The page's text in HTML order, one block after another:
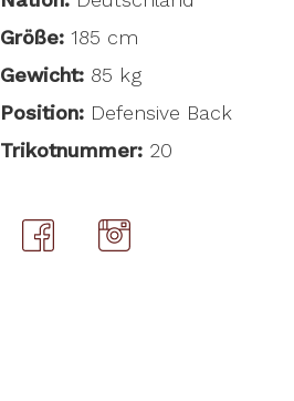
Größe: 185 cm
Gewicht: 85 kg
Position: Defensive Back
Trikotnummer: 20